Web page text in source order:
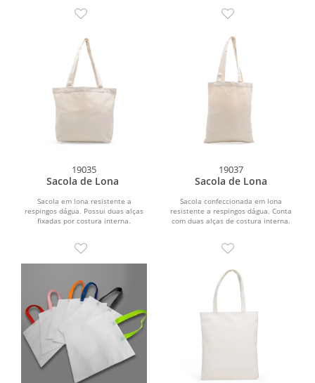
19035
Sacola de Lona
Sacola em lona resistente a
respingos dágua. Possui duas alças
fixadas por costura interna.
19037
Sacola de Lona
Sacola confeccionada em lona
resistente a respingos dágua. Conta
com duas alças de costura interna.